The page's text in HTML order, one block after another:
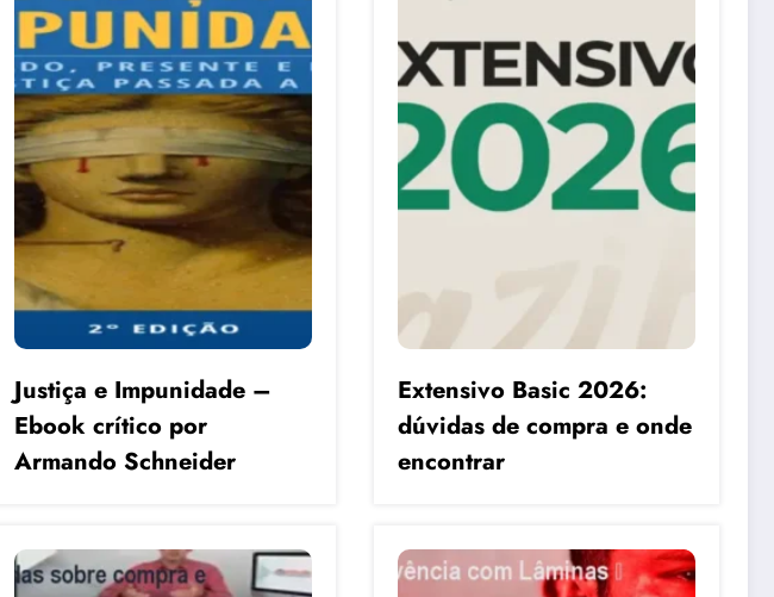
Justiça e Impunidade –
Ebook crítico por
Armando Schneider
Extensivo Basic 2026:
dúvidas de compra e onde
encontrar